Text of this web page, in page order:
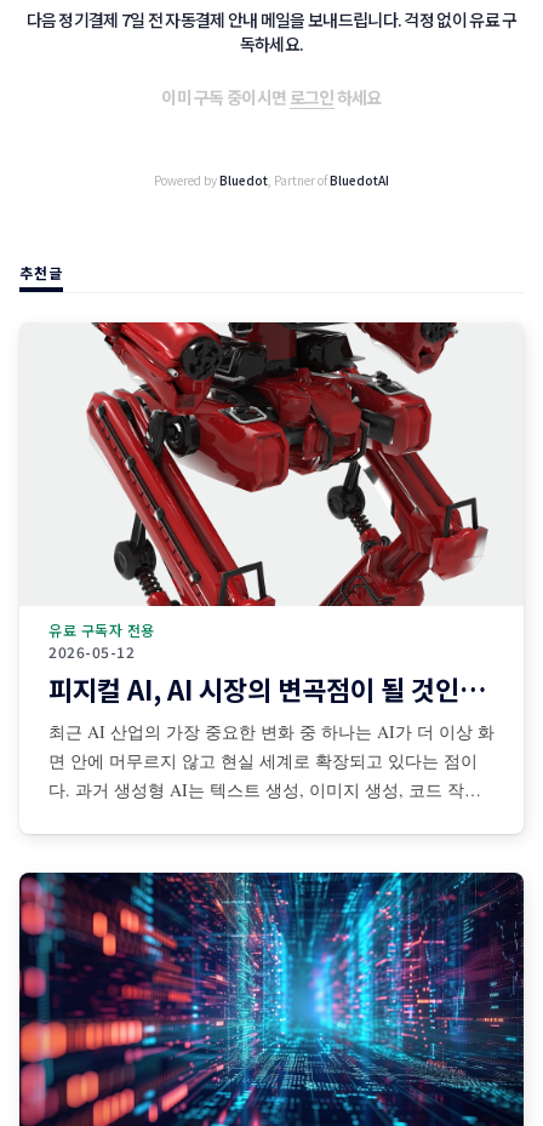
다음 정기결제 7일 전 자동결제 안내 메일을 보내드립니다. 걱정 없이 유료 구
독하세요.
이미 구독 중이시면 로그인하세요
Powered byBluedot, Partner ofBluedotAI
추천글
2026-05-12
유료 구독자 전용
피지컬 AI, AI 시장의 변곡점이 될 것인가?
최근 AI 산업의 가장 중요한 변화 중 하나는 AI가 더 이상 화
면 안에 머무르지 않고 현실 세계로 확장되고 있다는 점이
다. 과거 생성형 AI는 텍스트 생성, 이미지 생성, 코드 작성,
동로봇 등과 결합되면서 AI가 물리적